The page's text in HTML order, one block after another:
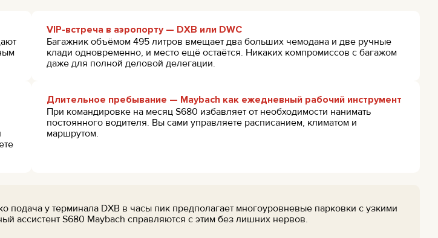
VIP-встреча в аэропорту — DXB или DWC
Багажник объёмом 495 литров вмещает два больших чемодана и две ручные
клади одновременно, и место ещё остаётся. Никаких компромиссов с багажом
даже для полной деловой делегации.
Длительное пребывание — Maybach как ежедневный рабочий инструмент
При командировке на месяц S680 избавляет от необходимости нанимать
постоянного водителя. Вы сами управляете расписанием, климатом и
маршрутом.
у терминала DXB в часы пик предполагает многоуровневые парковки с узкими
ассистент S680 Maybach справляются с этим без лишних нервов.